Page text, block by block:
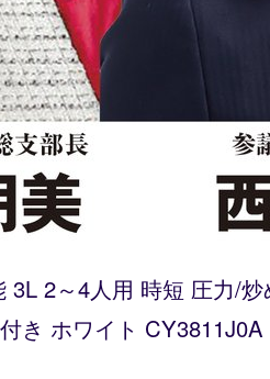
2～4人用 時短 圧力/
き ホワイト CY3811J0A